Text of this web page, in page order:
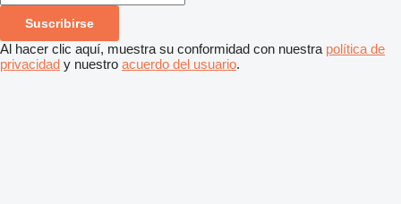
Suscribirse
Al hacer clic aquí, muestra su conformidad con nuestra política de
privacidad y nuestro acuerdo del usuario.